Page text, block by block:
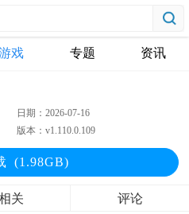
戏 专题 资讯
日期：2026-07-16
版本：v1.110.0.109
(1.98GB)
关 评论